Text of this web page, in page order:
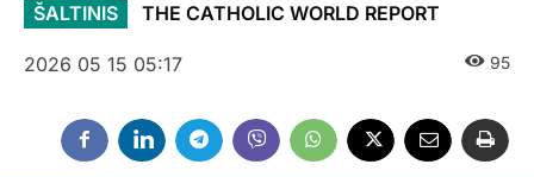
ŠALTINIS THE CATHOLIC WORLD REPORT
2026 05 15 05:17 95